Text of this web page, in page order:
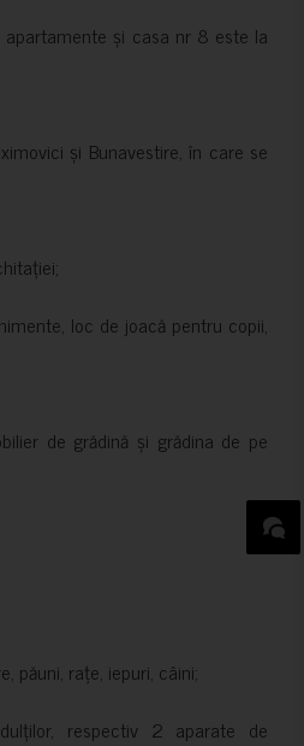
și casa nr 8 este la
și Bunavestire, în care se
loc de joacă pentru copii,
de grădină și grădina de pe
păuni, rațe, iepuri, câini;
respectiv 2 aparate de